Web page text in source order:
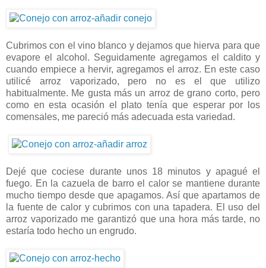
Cubrimos con el vino blanco y dejamos que hierva para que
evapore el alcohol. Seguidamente agregamos el caldito y
cuando empiece a hervir, agregamos el arroz. En este caso
utilicé arroz vaporizado, pero no es el que utilizo
habitualmente. Me gusta más un arroz de grano corto, pero
como en esta ocasión el plato tenía que esperar por los
comensales, me pareció más adecuada esta variedad.
Dejé que cociese durante unos 18 minutos y apagué el
fuego. En la cazuela de barro el calor se mantiene durante
mucho tiempo desde que apagamos. Así que apartamos de
la fuente de calor y cubrimos con una tapadera. El uso del
arroz vaporizado me garantizó que una hora más tarde, no
estaría todo hecho un engrudo.